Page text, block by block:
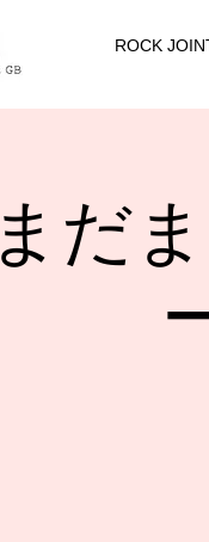
ROCK
まだ